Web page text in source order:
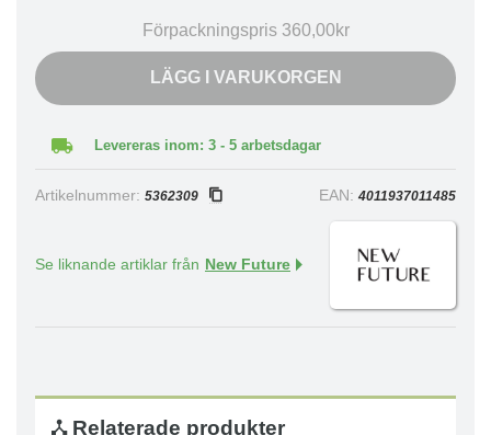
Förpackningspris 360,00kr
LÄGG I VARUKORGEN
Levereras inom: 3 - 5 arbetsdagar
Artikelnummer: 5362309 EAN: 4011937011485
Se liknande artiklar från New Future
Relaterade produkter